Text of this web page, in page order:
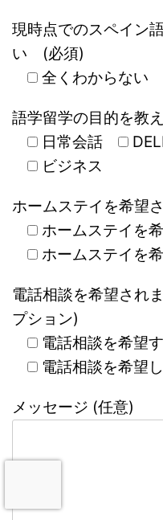
現時点でのスペイン
い (必須)
全くわからない
語学留学の目的を教
日常会話
ビジネス
ホームステイを希望
ホームステイを
ホームステイを
電話相談を希望さ
プション)
電話相談を希望
電話相談を希望
メッセージ (任意)